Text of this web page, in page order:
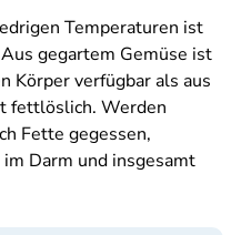
Temperaturen ist
gegartem Gemüse ist
Körper verfügbar als aus
fettlöslich. Werden
Fette gegessen,
Darm und insgesamt